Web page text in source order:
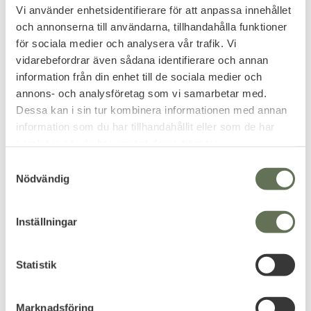
Vi använder enhetsidentifierare för att anpassa innehållet
och annonserna till användarna, tillhandahålla funktioner
för sociala medier och analysera vår trafik. Vi
vidarebefordrar även sådana identifierare och annan
information från din enhet till de sociala medier och
annons- och analysföretag som vi samarbetar med.
Dessa kan i sin tur kombinera informationen med annan
information som du har tillhandahållit eller som de har
Nödvändig
Inställningar
Statistik
Marknadsföring
Add to favorites
Smith & Wesson Breach
2.0 6" SZ
Professionell känga perfekt
även för vardagsbruk.
1 223
Add to favorites
Mechanix Wear Original
Handskar
Skapad för att klara av de
ställa de inför.
359 KR
12%